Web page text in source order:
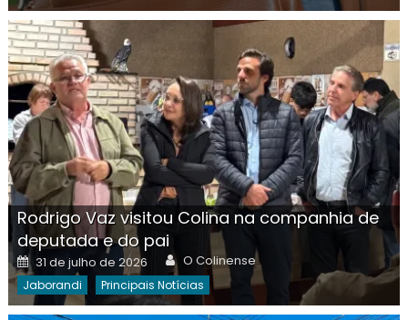
Rodrigo Vaz visitou Colina na companhia de
deputada e do pai
Posted
on
31 de julho de 2026 Author
O Colinense
Jaborandi Principais Notícias